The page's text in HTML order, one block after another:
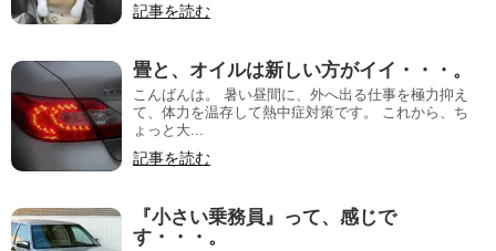
記事を読む
畳と、オイルは新しい方がイイ・・・。
こんばんは。 暑い昼間に、外へ出る仕事を極力抑え
て、体力を温存して熱中症対策です。 これから、ち
ょっと大...
記事を読む
『小さい乗務員』って、感じで
す・・・。